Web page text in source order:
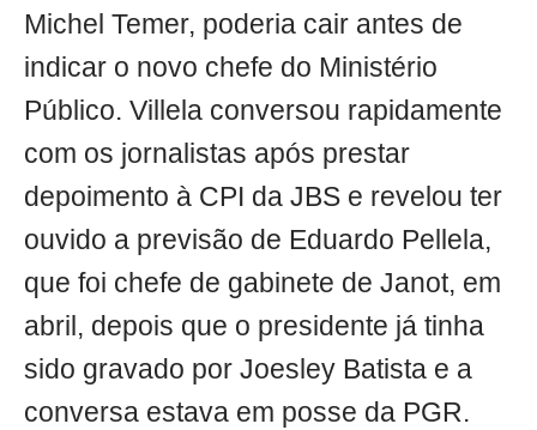
Michel Temer, poderia cair antes de
indicar o novo chefe do Ministério
Público. Villela conversou rapidamente
com os jornalistas após prestar
depoimento à CPI da JBS e revelou ter
ouvido a previsão de Eduardo Pellela,
que foi chefe de gabinete de Janot, em
abril, depois que o presidente já tinha
sido gravado por Joesley Batista e a
conversa estava em posse da PGR.